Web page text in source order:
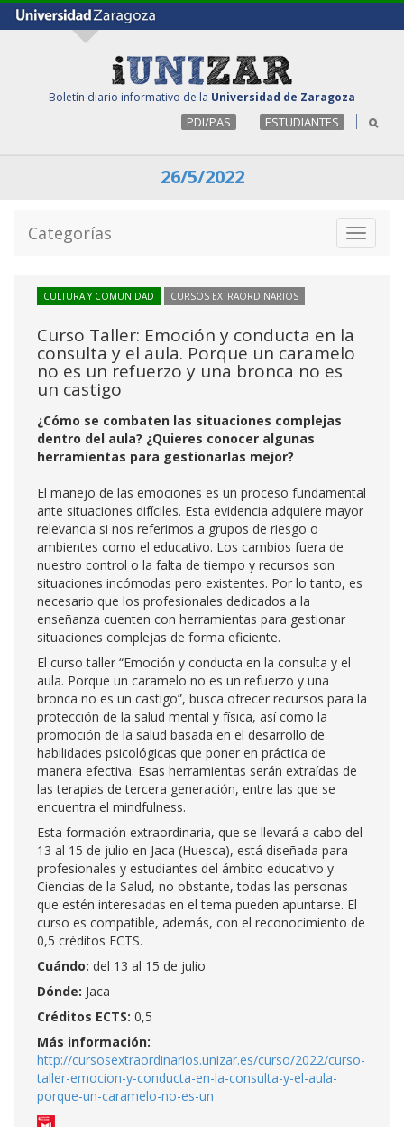
Boletín diario informativo de la Universidad de Zaragoza
PDI/PAS ESTUDIANTES
26/5/2022
Toggle
Categorías
CULTURA Y COMUNIDAD CURSOS EXTRAORDINARIOS
Curso Taller: Emoción y conducta en la
consulta y el aula. Porque un caramelo
no es un refuerzo y una bronca no es
un castigo
¿Cómo se combaten las situaciones complejas
dentro del aula? ¿Quieres conocer algunas
herramientas para gestionarlas mejor?
El manejo de las emociones es un proceso fundamental
ante situaciones difíciles. Esta evidencia adquiere mayor
relevancia si nos referimos a grupos de riesgo o
ambientes como el educativo. Los cambios fuera de
nuestro control o la falta de tiempo y recursos son
situaciones incómodas pero existentes. Por lo tanto, es
necesario que los profesionales dedicados a la
enseñanza cuenten con herramientas para gestionar
situaciones complejas de forma eficiente.
El curso taller “Emoción y conducta en la consulta y el
aula. Porque un caramelo no es un refuerzo y una
bronca no es un castigo”, busca ofrecer recursos para la
protección de la salud mental y física, así como la
promoción de la salud basada en el desarrollo de
habilidades psicológicas que poner en práctica de
manera efectiva. Esas herramientas serán extraídas de
las terapias de tercera generación, entre las que se
encuentra el mindfulness.
Esta formación extraordinaria, que se llevará a cabo del
13 al 15 de julio en Jaca (Huesca), está diseñada para
profesionales y estudiantes del ámbito educativo y
Ciencias de la Salud, no obstante, todas las personas
que estén interesadas en el tema pueden apuntarse. El
curso es compatible, además, con el reconocimiento de
0,5 créditos ECTS.
Cuándo: del 13 al 15 de julio
Dónde: Jaca
Créditos ECTS: 0,5
Más información:
http://cursosextraordinarios.unizar.es/curso/2022/curso-
taller-emocion-y-conducta-en-la-consulta-y-el-aula-
porque-un-caramelo-no-es-un